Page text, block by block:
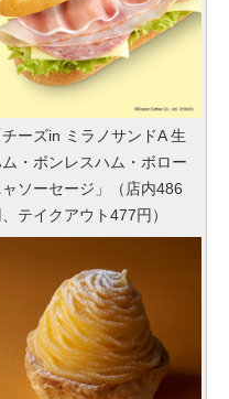
チーズin ミラノサンドA 生
・ボンレスハム・ボロー
ャソーセージ」（店内486
テイクアウト477円）